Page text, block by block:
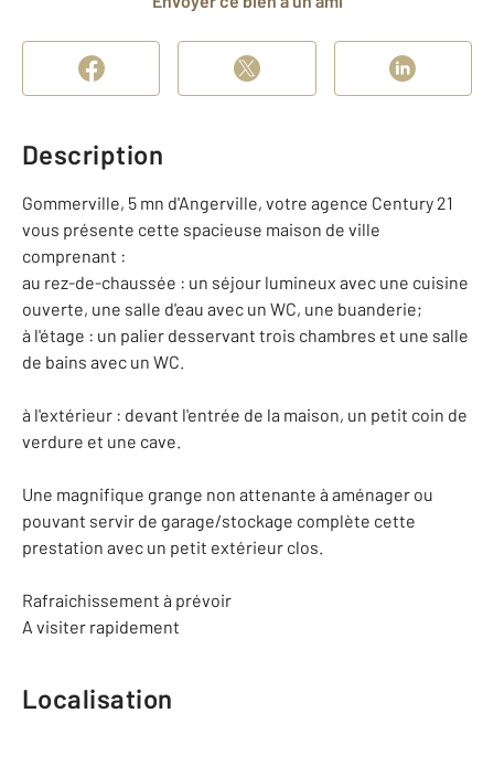
Description
Gommerville, 5 mn d'Angerville, votre agence Century 21
vous présente cette spacieuse maison de ville
comprenant :
au rez-de-chaussée : un séjour lumineux avec une cuisine
ouverte, une salle d'eau avec un WC, une buanderie;
à l'étage : un palier desservant trois chambres et une salle
de bains avec un WC.
à l'extérieur : devant l'entrée de la maison, un petit coin de
verdure et une cave.
Une magnifique grange non attenante à aménager ou
pouvant servir de garage/stockage complète cette
prestation avec un petit extérieur clos.
Rafraichissement à prévoir
A visiter rapidement
Localisation